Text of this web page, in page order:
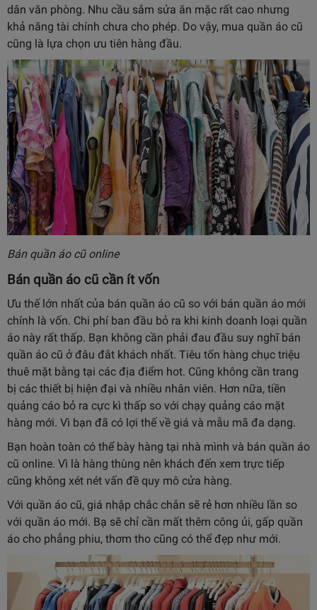
dân văn phòng. Nhu cầu sắm sửa ăn mặc rất cao nhưng
khả năng tài chính chưa cho phép. Do vậy, mua quần áo cũ
cũng là lựa chọn ưu tiên hàng đầu.
Bán quần áo cũ online
Bán quần áo cũ cần ít vốn
Ưu thế lớn nhất của bán quần áo cũ so với bán quần áo mới
chính là vốn. Chi phí ban đầu bỏ ra khi kinh doanh loại quần
áo này rất thấp. Bạn không cần phải đau đầu suy nghĩ bán
quần áo cũ ở đâu đắt khách nhất. Tiêu tốn hàng chục triệu
thuê mặt bằng tại các địa điểm hot. Cũng không cần trang
bị các thiết bị hiện đại và nhiều nhân viên. Hơn nữa, tiền
quảng cáo bỏ ra cực kì thấp so với chạy quảng cáo mặt
hàng mới. Vì bạn đã có lợi thế về giá và mẫu mã đa dạng.
Bạn hoàn toàn có thể bày hàng tại nhà mình và bán quần áo
cũ online. Vì là hàng thùng nên khách đến xem trực tiếp
cũng không xét nét vấn đề quy mô cửa hàng.
Với quần áo cũ, giá nhập chắc chắn sẽ rẻ hơn nhiều lần so
với quần áo mới. Bạ sẽ chỉ cần mất thêm công ủi, gấp quần
áo cho phẳng phiu, thơm tho cũng có thể đẹp như mới.